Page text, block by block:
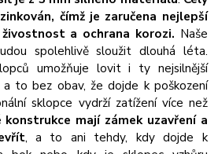
čímž je zaručena nejlepší
a ochrana korozi. Naše
spolehlivě sloužit dlouhá léta.
umožňuje lovit i ty nejsilnější
a to bez obav, že dojde k poškození
sklopce vydrží zatížení více než
konstrukce mají zámek uzavření a
, a to ani tehdy, kdy dojde k